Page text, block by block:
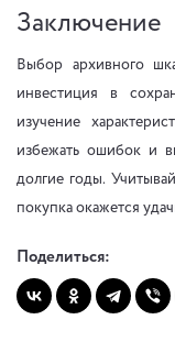
Заключение
Выбор архивного
инвестиция в
изучение
избежать ошибок и
долгие годы.
покупка окажется
Поделиться: